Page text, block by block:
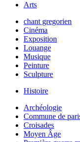
Arts
chant gregorien
Cinéma
Exposition
Louange
Musique
Peinture
Sculpture
Histoire
Archéologie
Commune de
Croisades
Moyen Âge